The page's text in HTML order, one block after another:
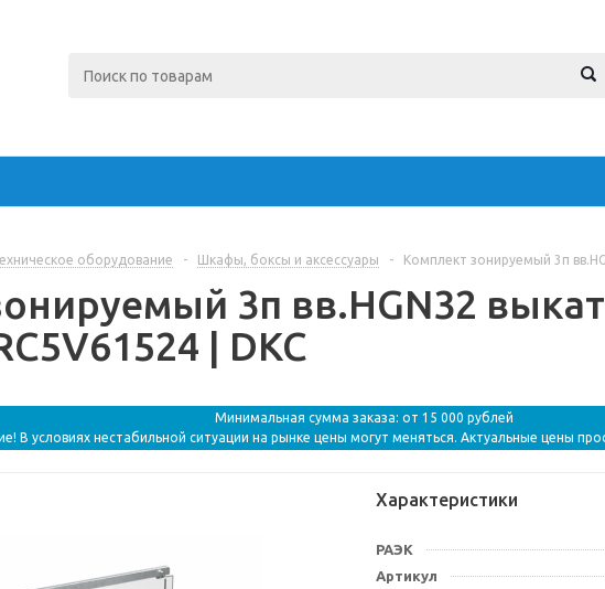
оборудование - Шкафы, боксы и аксессуары - Комплект зонируемый 3п
3п вв.HGN32
| DKC
Минимальная сумма заказа: от 15 000 рублей
В условиях нестабильной ситуации на рынке цены могут меняться. Актуальные цены
Характеристики
РАЭК
Артикул